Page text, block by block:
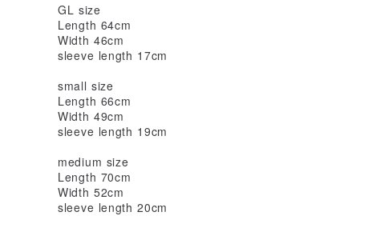
GL size
Length 64cm
Width 46cm
sleeve length 17cm
small size
Length 66cm
Width 49cm
sleeve length 19cm
medium size
Length 70cm
Width 52cm
sleeve length 20cm